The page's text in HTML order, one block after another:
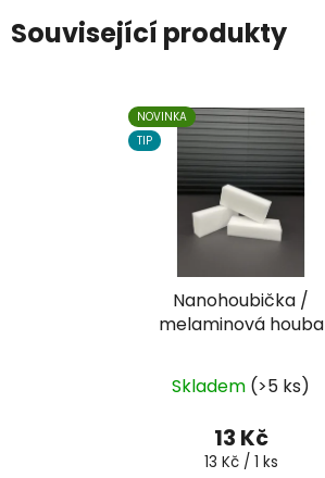
Související produkty
NOVINKA
TIP
Nanohoubička /
melaminová houba
Skladem (>5 ks)
13 Kč
Měrná
13 Kč / 1 ks